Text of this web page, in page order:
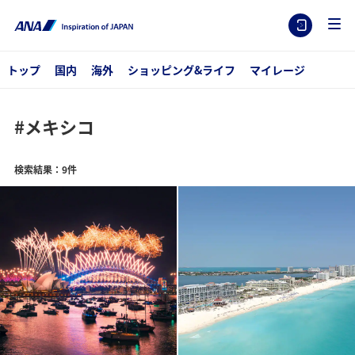
トップ 国内 海外 ショッピング&ライフ マイレージ
#メキシコ
検索結果：9件